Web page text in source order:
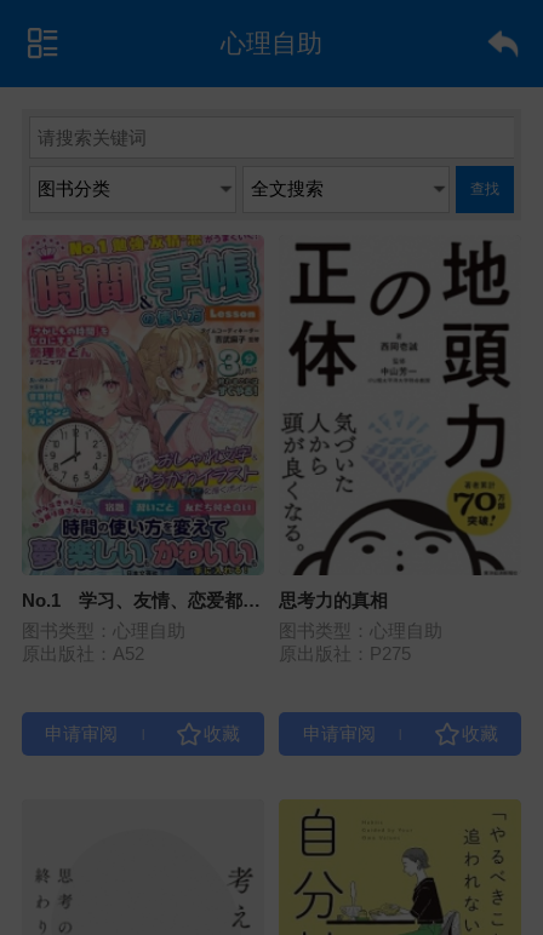
心理自助
查找
No.1 学习、友情、恋爱都能
更顺利！时间管理与手账规划
课
图书类型：心理自助
原出版社：A52
思考力的真相
图书类型：心理自助
原出版社：P275